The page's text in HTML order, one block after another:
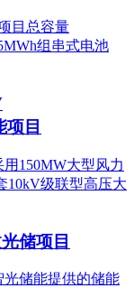
目总容量
组串式电池
目
150MW大型风力
10kV级联型高压大
储项目
光储能提供的储能